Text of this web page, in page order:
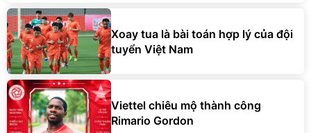
Xoay tua là bài toán hợp lý của đội
tuyển Việt Nam
Viettel chiêu mộ thành công
Rimario Gordon